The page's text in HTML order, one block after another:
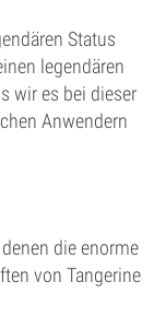
Status
legendären
wir es bei dieser
Anwendern
die enorme
von Tangerine